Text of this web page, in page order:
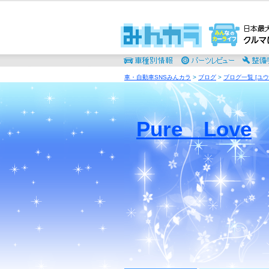
車・自動車SNSみんカラ > ブログ > ブログ一覧 [ユ
Pure Love